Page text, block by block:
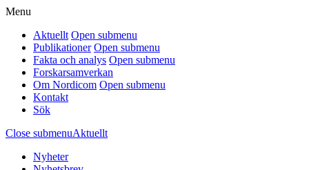
Menu
Aktuellt Open submenu
Publikationer Open submenu
Fakta och analys Open submenu
Forskarsamverkan
Om Nordicom Open submenu
Kontakt
Sök
Close submenuAktuellt
Nyheter